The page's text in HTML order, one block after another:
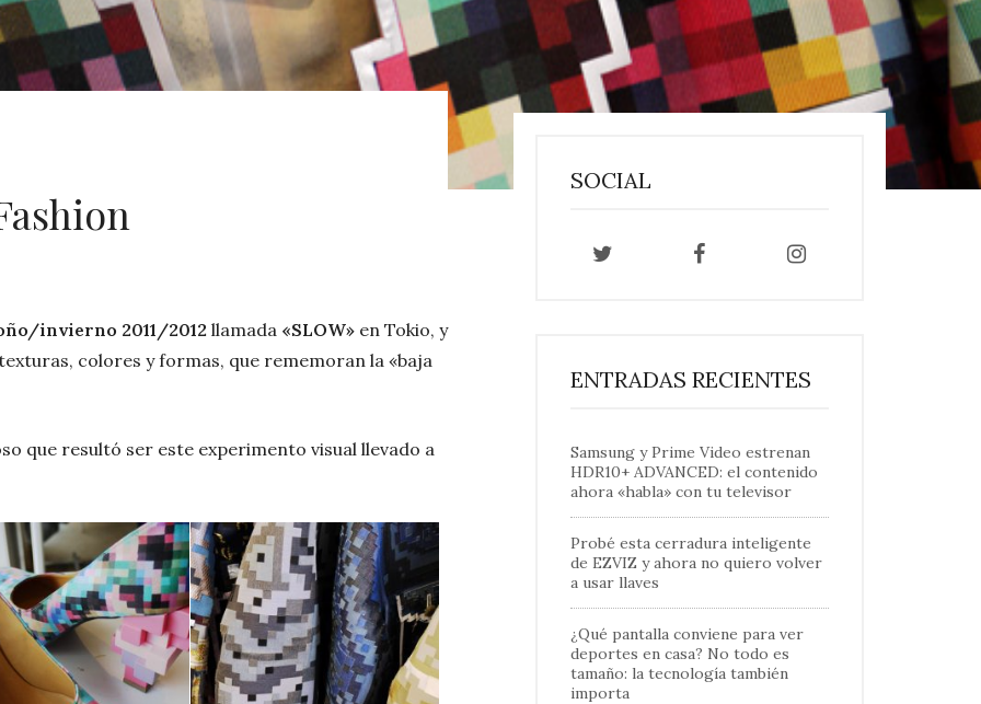
invierno 2011/2012 llamada «SLOW» en Tokio, y
colores y formas, que rememoran la «baja
que resultó ser este experimento visual llevado a
SOCIAL
ENTRADAS RECIENTES
Samsung y Prime Video estrenan
HDR10+ ADVANCED: el contenido
ahora «habla» con tu televisor
Probé esta cerradura inteligente
de EZVIZ y ahora no quiero volver
a usar llaves
¿Qué pantalla conviene para ver
deportes en casa? No todo es
tamaño: la tecnología también
importa